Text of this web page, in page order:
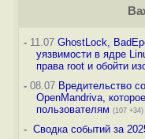
-11.07 GhostLock,
уязвимости в ядре
права root и обойти
-08.07 Вредительство
OpenMandriva,
пользователям (107 +34)
- Сводка событий за